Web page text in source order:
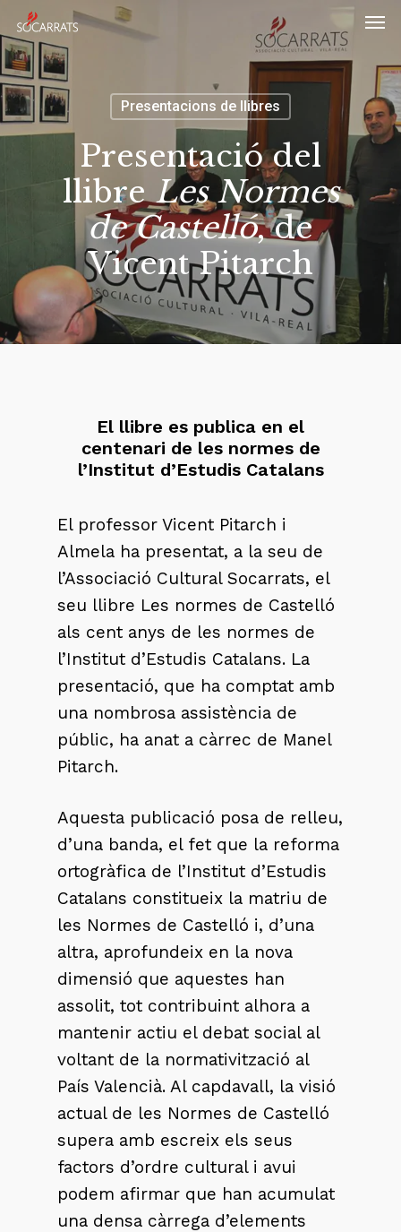
Skip
to
main
content
Presentacions de llibres
Presentació del
llibreLes Normes
de Castelló, de
Vicent Pitarch
El llibre es publica en el
centenari de les normes de
l’Institut d’Estudis Catalans
El professor Vicent Pitarch i
Almela ha presentat, a la seu de
l’Associació Cultural Socarrats, el
seu llibre Les normes de Castelló
als cent anys de les normes de
l’Institut d’Estudis Catalans. La
presentació, que ha comptat amb
una nombrosa assistència de
públic, ha anat a càrrec de Manel
Pitarch.
Aquesta publicació posa de relleu,
d’una banda, el fet que la reforma
ortogràfica de l’Institut d’Estudis
Catalans constitueix la matriu de
les Normes de Castelló i, d’una
altra, aprofundeix en la nova
dimensió que aquestes han
assolit, tot contribuint alhora a
mantenir actiu el debat social al
voltant de la normativització al
País Valencià. Al capdavall, la visió
actual de les Normes de Castelló
supera amb escreix els seus
factors d’ordre cultural i avui
podem afirmar que han acumulat
una densa càrrega d’elements